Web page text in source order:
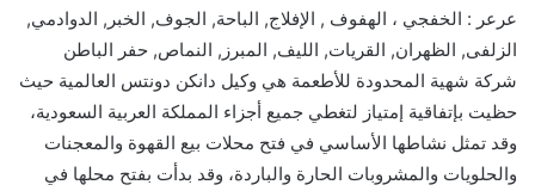
عرعر : الخفجي ، الهفوف , الإفلاج, الباحة, الجوف, الخبر, الدوادمي,
الزلفى, الظهران, القريات, الليف, المبرز, النماص, حفر الباطن
شركة شهية المحدودة للأطعمة هي وكيل دانكن دونتس العالمية حيث
حظيت بإتفاقية إمتياز لتغطي جميع أجزاء المملكة العربية السعودية،
وقد تمثل نشاطها الأساسي في فتح محلات بيع القهوة والمعجنات
والحلويات والمشروبات الحارة والباردة، وقد بدأت بفتح محلها في